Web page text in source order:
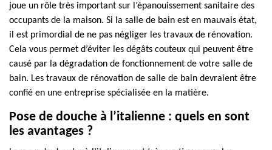
joue un rôle très important sur l’épanouissement sanitaire des
occupants de la maison. Si la salle de bain est en mauvais état,
il est primordial de ne pas négliger les travaux de rénovation.
Cela vous permet d’éviter les dégâts couteux qui peuvent être
causé par la dégradation de fonctionnement de votre salle de
bain. Les travaux de rénovation de salle de bain devraient être
confié en une entreprise spécialisée en la matière.
Pose de douche à l’italienne : quels en sont
les avantages ?